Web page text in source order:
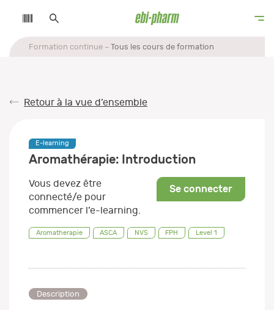
Formation continue Tous les cours de formation
Retour à la vue d’ensemble
E-learning
Aromathérapie: Introduction
Se connecter
Vous devez être
connecté/e pour
commencer l’e-learning.
Aromatherapie ASCA NVS FPH Level 1
Description